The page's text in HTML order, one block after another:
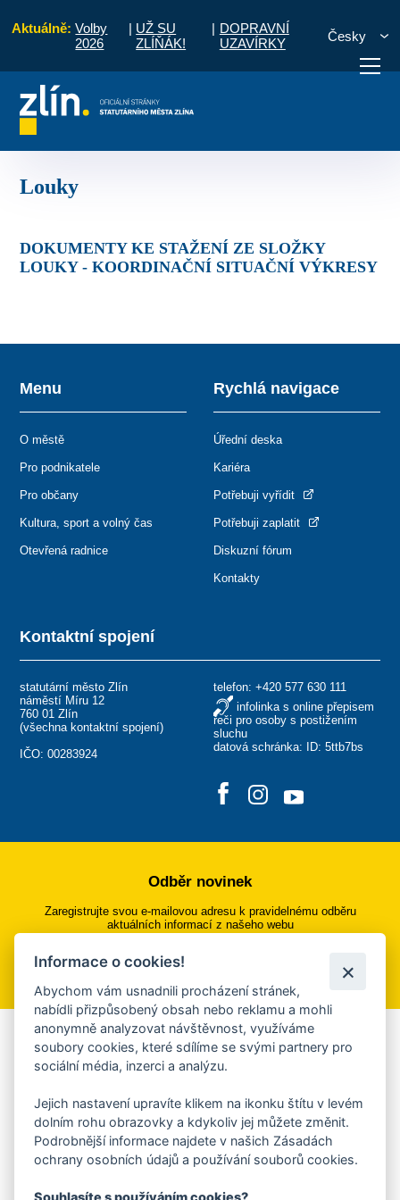
Aktuálně: Volby
2026
| UŽ SU
ZLÍŇÁK!
| DOPRAVNÍ
UZAVÍRKY
Česky
vyřídit
Louky
DOKUMENTY KE STAŽENÍ ZE SLOŽKY
LOUKY - KOORDINAČNÍ SITUAČNÍ VÝKRESY
Kontaktní spojení
statutární město Zlín
náměstí Míru 12
760 01 Zlín
(všechna kontaktní spojení)
IČO: 00283924
telefon: +420 577 630 111
infolinka s online přepisem
řeči pro osoby s postižením
sluchu
datová schránka: ID: 5ttb7bs
Menu
O městě
Pro podnikatele
Pro občany
Kultura, sport a volný čas
Otevřená radnice
Rychlá navigace
Úřední deska
Kariéra
Potřebuji vyřídit
Potřebuji zaplatit
Diskuzní fórum
Kontakty
Odběr novinek
Zaregistrujte svou e-mailovou adresu k pravidelnému odběru
aktuálních informací z našeho webu
Přihlásit se k odběru
Aplikace Mobilní rozhlas
Chcete dostávat do svého mobilu či mailu upozornění na
ankety, pozvánky na kulturní a sportovní akce?
Více informací o aplikaci
Informace o cookies!
Abychom vám usnadnili procházení stránek,
nabídli přizpůsobený obsah nebo reklamu a mohli
anonymně analyzovat návštěvnost, využíváme
soubory cookies, které sdílíme se svými partnery pro
sociální média, inzerci a analýzu.
Jejich nastavení upravíte klikem na ikonku štítu v levém
dolním rohu obrazovky a kdykoliv jej můžete změnit.
Podrobnější informace najdete v našich Zásadách
ochrany osobních údajů a používání souborů cookies.